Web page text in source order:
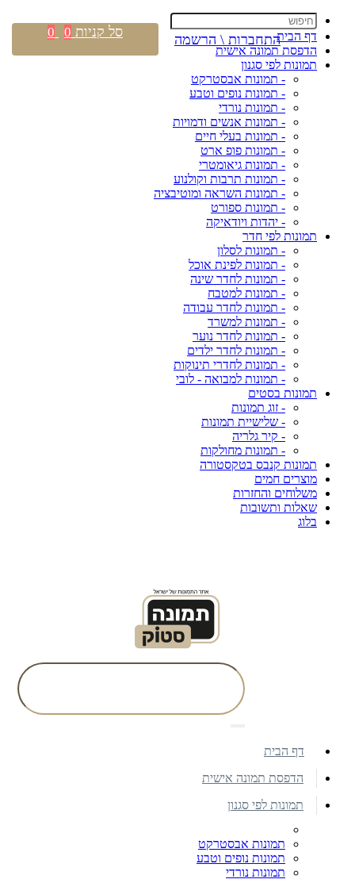
דף הבית
הדפסת תמונה אישית
תמונות לפי סגנון
- תמונות אבסטרקט
- תמונות נופים וטבע
- תמונות נורדי
- תמונות אנשים ודמויות
- תמונות בעלי חיים
- תמונות פופ ארט
- תמונות גיאומטרי
- תמונות תרבות וקולנוע
- תמונות השראה ומוטיבציה
- תמונות ספורט
- יהדות ויודאיקה
תמונות לפי חדר
- תמונות לסלון
- תמונות לפינת אוכל
- תמונות לחדר שינה
- תמונות למטבח
- תמונות לחדר עבודה
- תמונות למשרד
- תמונות לחדר נוער
- תמונות לחדר ילדים
- תמונות לחדרי תינוקות
- תמונות למבואה - לובי
תמונות בסטים
- זוג תמונות
- שלישיית תמונות
- קיר גלריה
- תמונות מחולקות
תמונות קנבס בטקסטורה
מוצרים חמים
משלוחים והחזרות
שאלות ותשובות
בלוג
התחברות \ הרשמה סל קניות 0
0
דף הבית
הדפסת תמונה אישית
תמונות לפי סגנון
תמונות אבסטרקט
תמונות נופים וטבע
תמונות נורדי